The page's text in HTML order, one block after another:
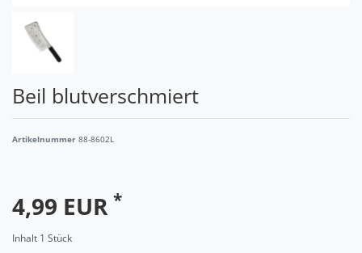
Beil blutverschmiert
Artikelnummer 88-8602L
4,99 EUR *
Inhalt 1 Stück